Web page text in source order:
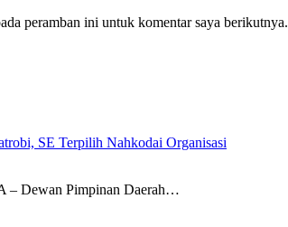
peramban ini untuk komentar saya berikutnya.
SE Terpilih Nahkodai Organisasi
Dewan Pimpinan Daerah…